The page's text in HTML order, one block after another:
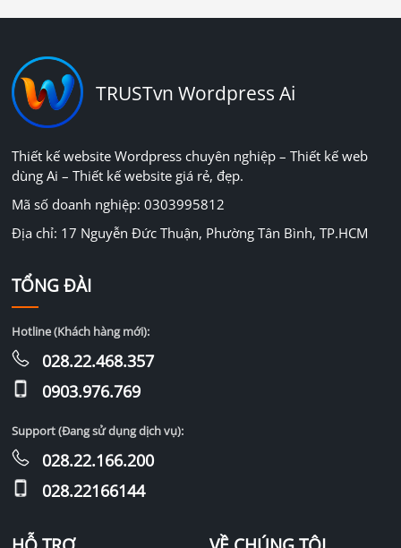
TRUSTvn Wordpress Ai
Thiết kế website Wordpress chuyên nghiệp – Thiết kế web
dùng Ai – Thiết kế website giá rẻ, đẹp.
Mã số doanh nghiệp: 0303995812
Địa chỉ: 17 Nguyễn Đức Thuận, Phường Tân Bình, TP.HCM
TỔNG ĐÀI
Hotline (Khách hàng mới):
028.22.468.357
0903.976.769
Support (Đang sử dụng dịch vụ):
028.22.166.200
028.22166144